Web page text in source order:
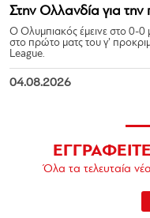
Στην Ολλανδία για την
Ο Ολυμπιακός έμεινε στο 0-0
στο πρώτο ματς του γ’
League.
04.08.2026
Όλα τα τελευταία